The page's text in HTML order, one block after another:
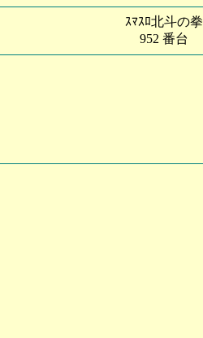
ｽﾏｽﾛ北斗の拳
952 番台